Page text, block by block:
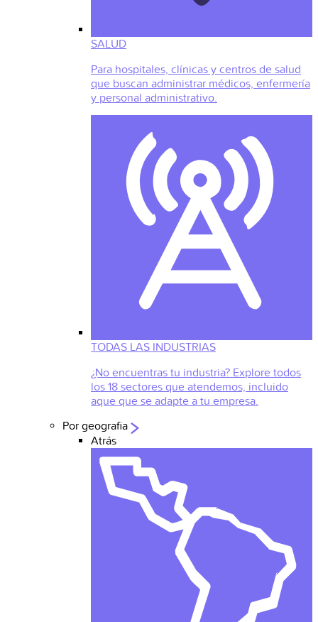
SALUD
Para hospitales, clínicas y centros de salud
que buscan administrar médicos, enfermería
y personal administrativo.
TODAS LAS INDUSTRIAS
¿No encuentras tu industria? Explore todos
los 18 sectores que atendemos, incluido
aque que se adapte a tu empresa.
Por geografia
Atrás